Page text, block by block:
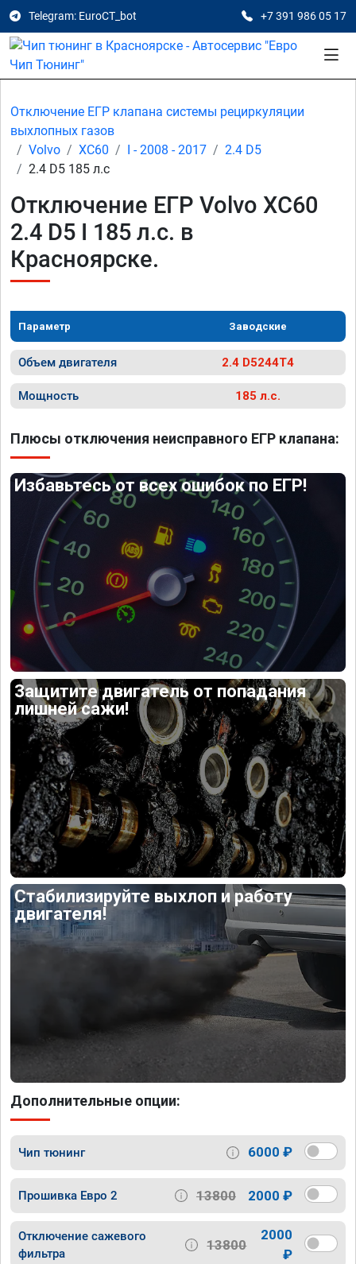
Telegram: EuroCT_bot +7 391 986 05 17
Отключение ЕГР клапана системы рециркуляции
выхлопных газов
Volvo
XC60 I - 2008 - 2017
2.4 D5
2.4 D5 185 л.с
Отключение ЕГР Volvo XC60
2.4 D5 I 185 л.с. в
Красноярске.
Параметр Заводские
Объем двигателя 2.4 D5244T4
Мощность 185 л.с.
Плюсы отключения неисправного ЕГР клапана:
Избавьтесь от всех ошибок по ЕГР!
Защитите двигатель от попадания
лишней сажи!
Стабилизируйте выхлоп и работу
двигателя!
Дополнительные опции:
Чип тюнинг 6000 ₽
Прошивка Евро 2 13800 2000 ₽
Отключение сажевого
фильтра
13800
2000
₽